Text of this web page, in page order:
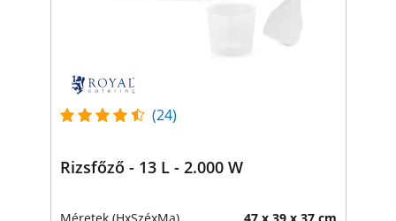
(24)
Rizsfőző - 13 L - 2.000 W
Méretek (HxSzéxMa) 47 x 39 x 37 cm